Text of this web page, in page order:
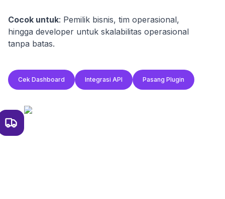
Cocok untuk: Pemilik bisnis, tim operasional,
hingga developer untuk skalabilitas operasional
tanpa batas.
Cek Dashboard Integrasi API Pasang Plugin